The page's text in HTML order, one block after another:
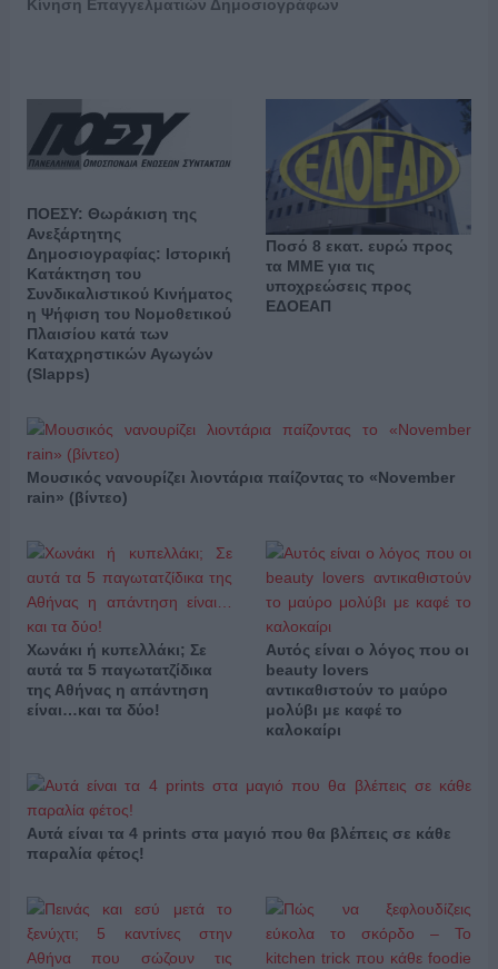
Κίνηση Επαγγελματιών Δημοσιογράφων
ΠΟΕΣΥ: Θωράκιση της
Ανεξάρτητης
Δημοσιογραφίας: Ιστορική
Κατάκτηση του
Συνδικαλιστικού Κινήματος
η Ψήφιση του Νομοθετικού
Πλαισίου κατά των
Καταχρηστικών Αγωγών
(Slapps)
Ποσό 8 εκατ. ευρώ προς
τα ΜΜΕ για τις
υποχρεώσεις προς
ΕΔΟΕΑΠ
Μουσικός νανουρίζει λιοντάρια παίζοντας το «November
rain» (βίντεο)
Χωνάκι ή κυπελλάκι; Σε
αυτά τα 5 παγωτατζίδικα
της Αθήνας η απάντηση
είναι…και τα δύο!
Αυτός είναι ο λόγος που οι
beauty lovers
αντικαθιστούν το μαύρο
μολύβι με καφέ το
καλοκαίρι
Αυτά είναι τα 4 prints στα μαγιό που θα βλέπεις σε κάθε
παραλία φέτος!